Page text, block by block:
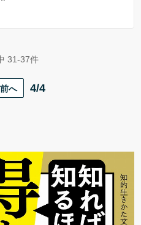
31-37件
前へ 4/4